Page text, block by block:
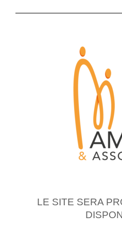
LE SITE SERA